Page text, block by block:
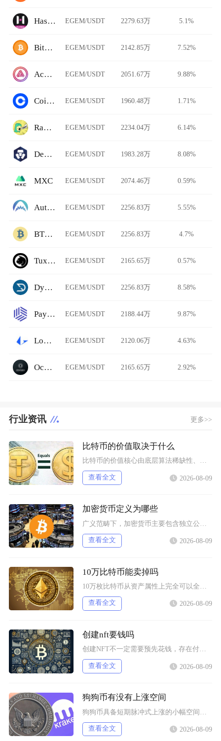
HashKey Global EGEM/USDT 2279.63万 5.1%
BitFlip EGEM/USDT 2142.85万 7.52%
Acala Swap EGEM/USDT 2051.67万 9.88%
Coinbase Pro EGEM/USDT 1960.48万 1.71%
Rawr Trade EGEM/USDT 2234.04万 6.14%
DeFi Swap EGEM/USDT 1983.28万 8.08%
MXC EGEM/USDT 2074.46万 0.59%
AutoShark Finance EGEM/USDT 2256.83万 5.55%
BTCTradeUA EGEM/USDT 2256.83万 4.7%
TuxExchange EGEM/USDT 2165.65万 0.57%
Dystopia EGEM/USDT 2256.83万 8.58%
Paymium EGEM/USDT 2188.44万 9.87%
Loopring AMM EGEM/USDT 2120.06万 4.63%
Ocnex EGEM/USDT 2165.65万 2.92%
行业资讯 更多>>
比特币的价值取决于什么
比特币的价值核心由底层算法稀缺性、全球宏观流动性、去中心化实用需求、行业合规进程四大维度共
查看全文 2026-08-09
加密货币定义为哪些
查看全文 2026-08-09
10万比特币能卖掉吗
查看全文 2026-08-09
创建nft要钱吗
创建NFT不一定需要预先花钱，存在付费铸造与延迟付费两种主流模式，最终是否产生支出，取决于
查看全文 2026-08-09
狗狗币有没有上涨空间
查看全文 2026-08-09